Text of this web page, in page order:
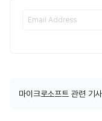
마이크로소프트 관련 기사